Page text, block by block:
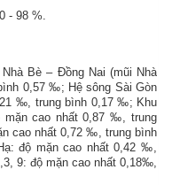
- 98 %
Bè – Đồng Nai (mũi Nhà
0,57 ‰; Hệ sông Sài Gòn
‰, trung bình 0,17 ‰; Khu
mặn cao nhất 0,87 ‰, trung
cao nhất 0,72 ‰, trung bình
độ mặn cao nhất 0,42 ‰,
9: độ mặn cao nhất 0,18‰,